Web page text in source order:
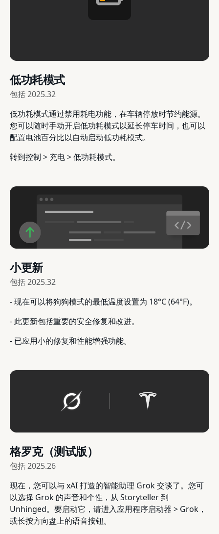
低功耗模式
包括2025.32
低功耗模式通过禁用耗电功能，在车辆停放时节约能源。
您可以随时手动开启低功耗模式以延长停车时间，也可以
配置电池百分比以自动启动低功耗模式。
转到控制 > 充电 > 低功耗模式。
小更新
包括2025.32
- 现在可以将狗狗模式的最低温度设置为 18°C (64°F)。
- 此更新包括重要的安全修复和改进。
- 已应用小的修复和性能增强功能。
格罗克（测试版）
包括2025.26
现在，您可以与 xAI 打造的智能助理 Grok 交谈了。您可
以选择 Grok 的声音和个性，从 Storyteller 到
Unhinged。要启动它，请进入应用程序启动器 > Grok，
或长按方向盘上的语音按钮。